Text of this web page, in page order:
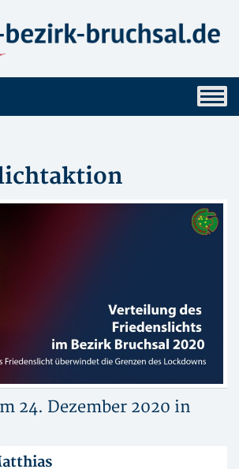
24. Dezember 2020 in